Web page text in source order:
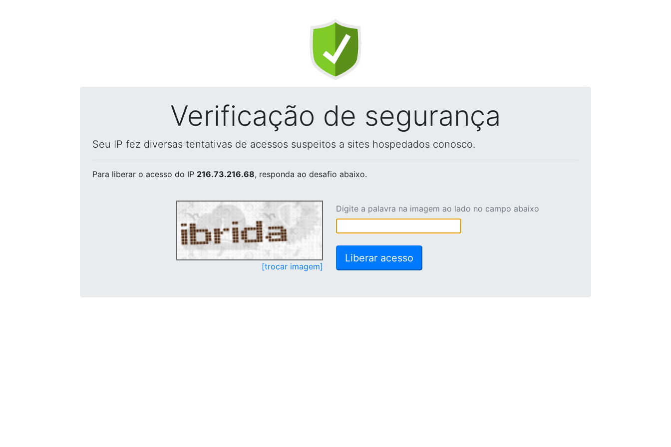
Verificação de segurança
Seu IP fez diversas tentativas de acessos suspeitos a sites hospedados conosco.
Para liberar o acesso do IP 216.73.216.68, responda ao desafio abaixo.
[trocar imagem]
Digite a palavra na imagem ao lado no campo abaixo